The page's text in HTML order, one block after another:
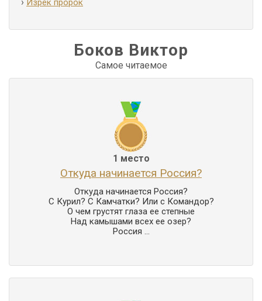
› Изрек пророк
Боков Виктор
Самое читаемое
1 место
Откуда начинается Россия?
Откуда начинается Россия?
С Курил? С Камчатки? Или с Командор?
О чем грустят глаза ее степные
Над камышами всех ее озер?
Россия ...